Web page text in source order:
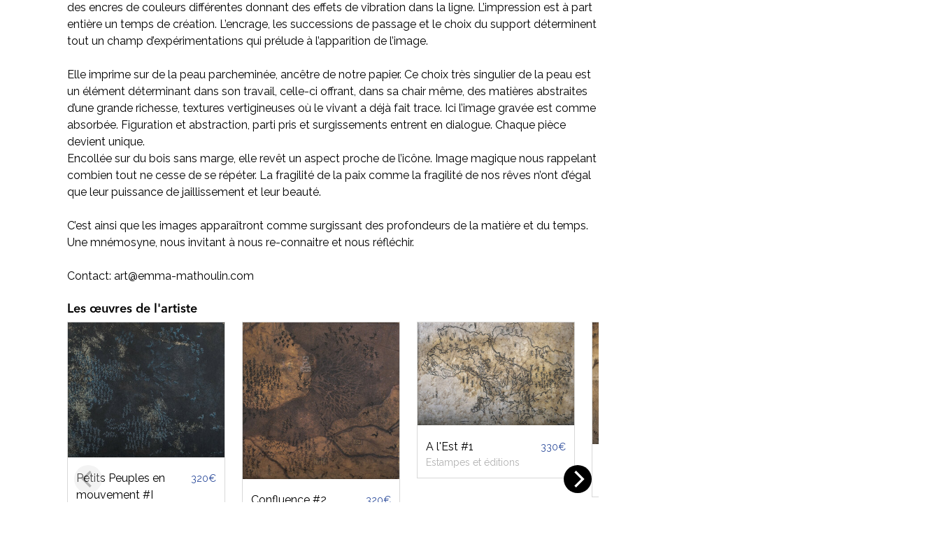
des encres de couleurs différentes donnant des effets de vibration dans la ligne. L’impression est à part
entière un temps de création. L’encrage, les successions de passage et le choix du support déterminent
tout un champ d’expérimentations qui prélude à l’apparition de l’image.
Elle imprime sur de la peau parcheminée, ancêtre de notre papier. Ce choix très singulier de la peau est
un élément déterminant dans son travail, celle-ci offrant, dans sa chair même, des matières abstraites
d’une grande richesse, textures vertigineuses où le vivant a déjà fait trace. Ici l’image gravée est comme
absorbée. Figuration et abstraction, parti pris et surgissements entrent en dialogue. Chaque pièce
devient unique.
Encollée sur du bois sans marge, elle revêt un aspect proche de l’icône. Image magique nous rappelant
combien tout ne cesse de se répéter. La fragilité de la paix comme la fragilité de nos rêves n’ont d’égal
que leur puissance de jaillissement et leur beauté.
C’est ainsi que les images apparaîtront comme surgissant des profondeurs de la matière et du temps.
Une mnémosyne, nous invitant à nous re-connaitre et nous réfléchir.
Contact: art@emma-mathoulin.com
Les œuvres de l'artiste
Petits Peuples en
mouvement #I
320€
Confluence #2 320€
A l'Est #1
Estampes et éditions
330€